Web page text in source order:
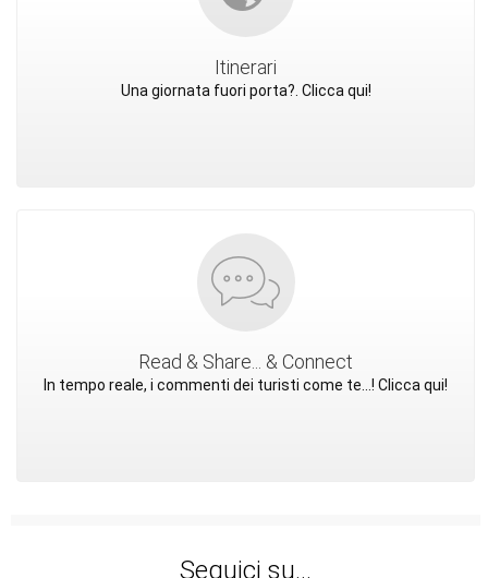
Itinerari
Una giornata fuori porta?. Clicca qui!
Read & Share... & Connect
In tempo reale, i commenti dei turisti come te...! Clicca qui!
Seguici su...